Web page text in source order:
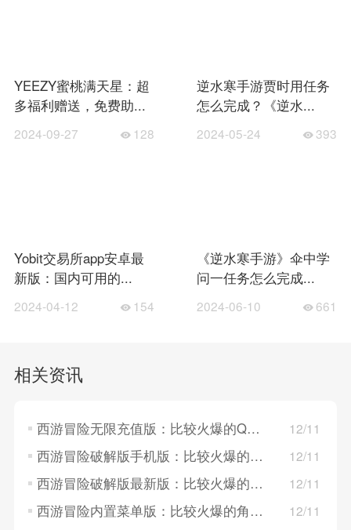
YEEZY蜜桃满天星：超
多福利赠送，免费助...
2024-09-27 128
逆水寒手游贾时用任务
怎么完成？《逆水...
2024-05-24 393
Yobit交易所app安卓最
新版：国内可用的...
2024-04-12 154
《逆水寒手游》伞中学
问一任务怎么完成...
2024-06-10 661
相关资讯
西游冒险无限充值版：比较火爆的Q版仙侠冒险手游，卡牌对战玩法！ 12/11
西游冒险破解版手机版：比较火爆的国风放置类手游，基于中国传统文化！ 12/11
西游冒险破解版最新版：比较火爆的模拟训练游戏，西游记题材！ 12/11
西游冒险内置菜单版：比较火爆的角色扮演游戏，主打放置挂机！ 12/11